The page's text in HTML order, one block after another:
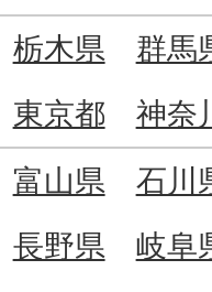
栃木県
群馬
東京都 神奈
富山県
石川
長野県
岐阜